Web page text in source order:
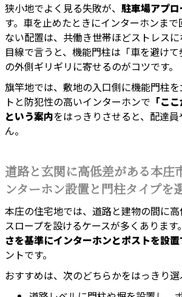
狭小地でよく見る失敗が、 駐車場アプ
す。車を止めたときにインターホンま
ない配置は、共働き世帯ほどストレス
目線で言うと、機能門柱は「車を避けて
の外側ギリギリに寄せるのがコツです。
旗竿地では、敷地の入口側に機能門柱
トと防犯性の高いインターホンで 「こ
という案内をはっきりさせると、配達
ん。
道路と玄関に高低差がある本庄
ンターホン設置と門柱タイプを
本庄の住宅地では、道路と建物の間に
スロープを設けるケースが多くあります
さを基準にインターホンとポストを設
ントです。
おすすめは、次のどちらかをはっきり選